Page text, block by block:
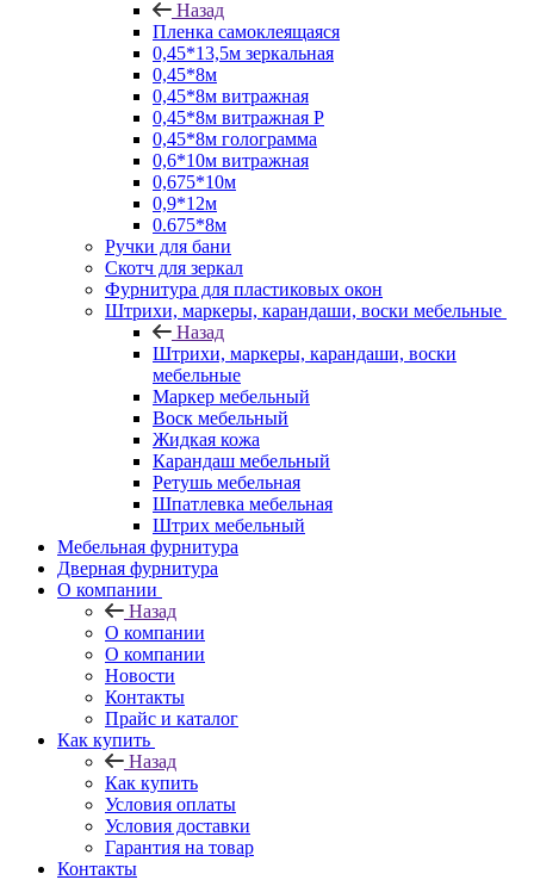
Назад
Пленка самоклеящаяся
0,45*13,5м зеркальная
0,45*8м
0,45*8м витражная
0,45*8м витражная Р
0,45*8м голограмма
0,6*10м витражная
0,675*10м
0,9*12м
0.675*8м
Ручки для бани
Скотч для зеркал
Фурнитура для пластиковых окон
Штрихи, маркеры, карандаши, воски мебельные
Назад
Штрихи, маркеры, карандаши, воски
мебельные
Маркер мебельный
Воск мебельный
Жидкая кожа
Карандаш мебельный
Ретушь мебельная
Шпатлевка мебельная
Штрих мебельный
Мебельная фурнитура
Дверная фурнитура
О компании
Назад
О компании
О компании
Новости
Контакты
Прайс и каталог
Как купить
Назад
Как купить
Условия оплаты
Условия доставки
Гарантия на товар
Контакты